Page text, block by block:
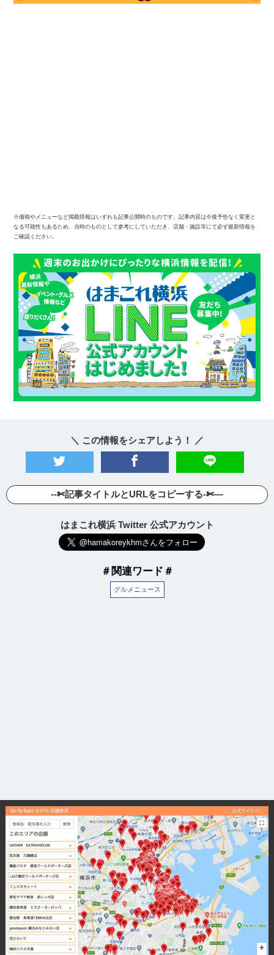
※価格やメニューなど掲載情報はいずれも記事公開時のものです。記事内容は今後予告なく変更と
なる可能性もあるため、当時のものとして参考にしていただき、店舗・施設等にて必ず最新情報を
ご確認ください。
＼ この情報をシェアしよう！ ／
--✄記事タイトルとURLをコピーする-✄—
はまこれ横浜 Twitter 公式アカウント
＃関連ワード＃
グルメニュース